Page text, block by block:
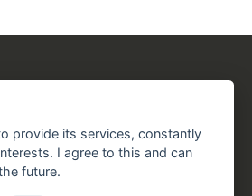
FacebookInstagramYouTubeTikTok
Zustellung durch:
provide its services, constantly
I agree to this and can
future.